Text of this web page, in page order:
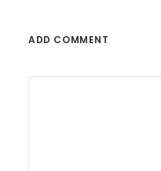
ADD COMMENT